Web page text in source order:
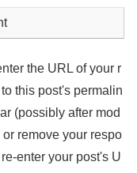
the URL of your r
this post's permalin
(possibly after mod
remove your respo
enter your post's U